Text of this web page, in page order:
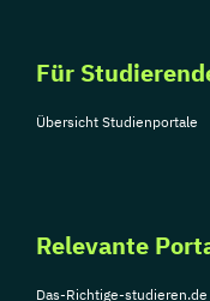
Für
Übersicht Studienportale
Relevante
Das-Richtige-studieren.de